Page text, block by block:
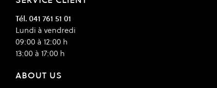
Tél. 041 761 51 01
Lundi à vendredi
09:00 à 12:00 h
13:00 à 17:00 h
ABOUT US